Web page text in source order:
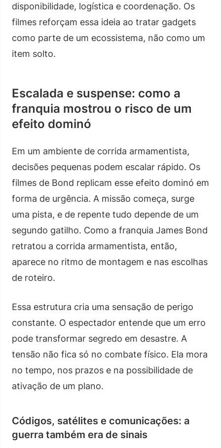
disponibilidade, logística e coordenação. Os
filmes reforçam essa ideia ao tratar gadgets
como parte de um ecossistema, não como um
item solto.
Escalada e suspense: como a
franquia mostrou o risco de um
efeito dominó
Em um ambiente de corrida armamentista,
decisões pequenas podem escalar rápido. Os
filmes de Bond replicam esse efeito dominó em
forma de urgência. A missão começa, surge
uma pista, e de repente tudo depende de um
segundo gatilho. Como a franquia James Bond
retratou a corrida armamentista, então,
aparece no ritmo de montagem e nas escolhas
de roteiro.
Essa estrutura cria uma sensação de perigo
constante. O espectador entende que um erro
pode transformar segredo em desastre. A
tensão não fica só no combate físico. Ela mora
no tempo, nos prazos e na possibilidade de
ativação de um plano.
Códigos, satélites e comunicações: a
guerra também era de sinais